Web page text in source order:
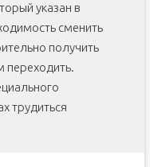
указан в
сменить
получить
переходить.
трудиться